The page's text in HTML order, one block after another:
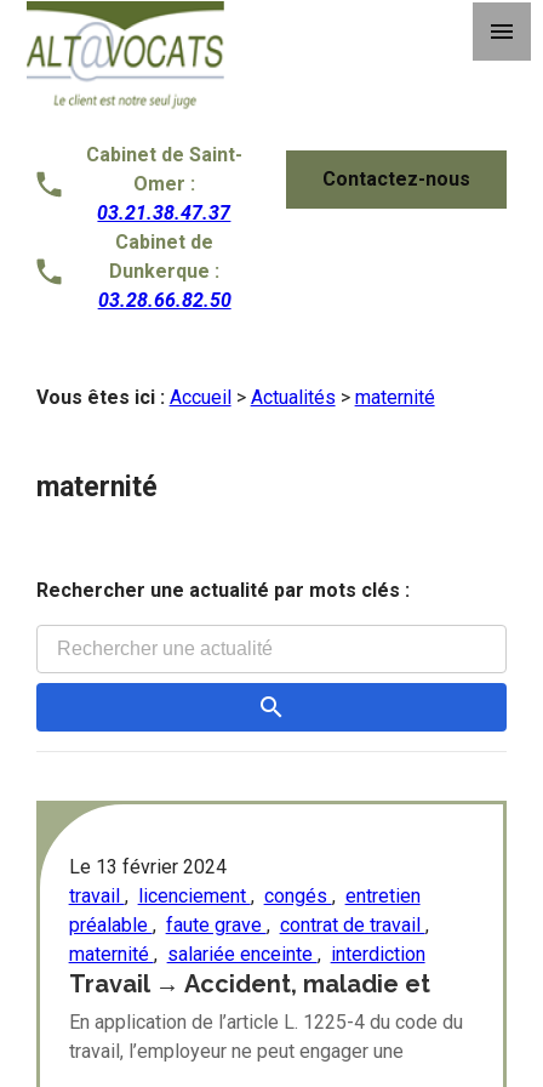
menu
Cabinet de Saint-
Omer :
03.21.38.47.37
Cabinet de
Dunkerque :
03.28.66.82.50
Contactez-nous
Vous êtes ici : Accueil> Actualités > maternité
maternité
Rechercher une actualité par mots clés :
Le 13 février 2024
travail , licenciement , congés , entretien
préalable , faute grave , contrat de travail ,
maternité , salariée enceinte , interdiction
Travail → Accident, maladie et
maternité : Interdiction du
licenciement de la salariée
En application de l’article L. 1225-4 du code du
travail, l’employeur ne peut engager une
Panneau de gestion des cookies